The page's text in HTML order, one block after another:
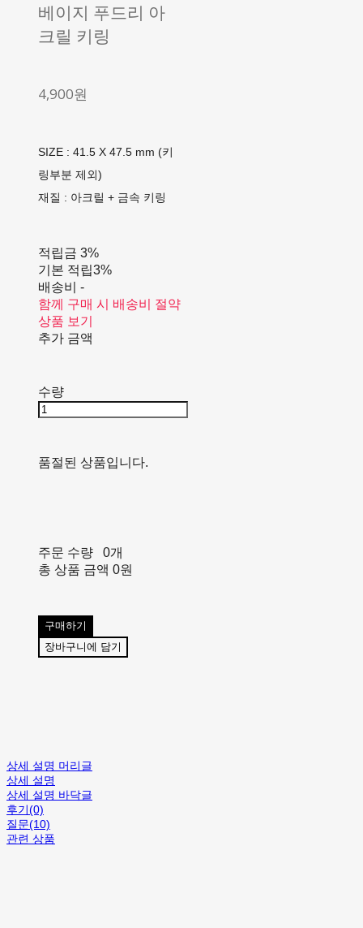
베이지 푸드리 아
크릴 키링
4,900원
SIZE : 41.5 X 47.5 mm (키
링부분 제외)
재질 : 아크릴 + 금속 키링
적립금 3%
기본 적립3%
배송비 -
함께 구매 시 배송비 절약
상품 보기
추가 금액
수량
품절된 상품입니다.
주문 수량
0개
총 상품 금액 0원
구매하기
장바구니에 담기
상세 설명 머리글
상세 설명
상세 설명 바닥글
후기(0)
질문(10)
관련 상품